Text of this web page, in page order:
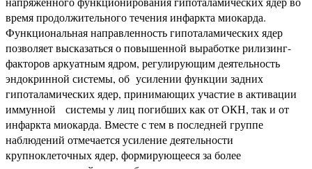
время продолжительного течения инфаркта миокарда.
Функциональная направленность гипоталамических ядер
позволяет высказаться о повышенной выработке рилизинг-
факторов аркуатным ядром, регулирующим деятельность
эндокринной системы, об усилении функции задних
гипоталамических ядер, принимающих участие в активации
иммунной системы у лиц погибших как от ОКН, так и от
инфаркта миокарда. Вместе с тем в последней группе
наблюдений отмечается усиление деятельности
крупноклеточных ядер, формирующееся за более